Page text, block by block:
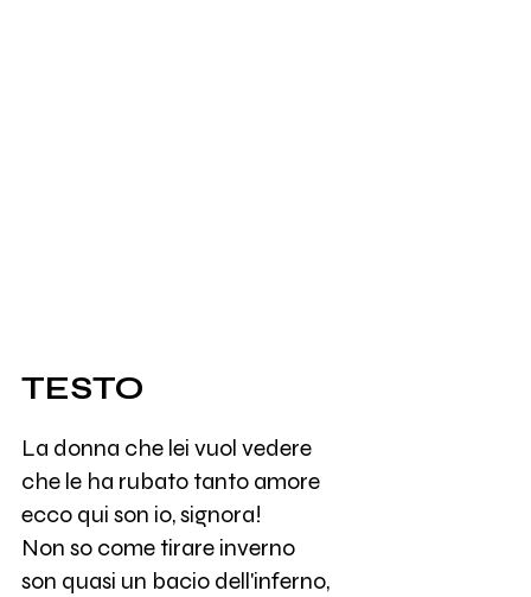
TESTO
La donna che lei vuol vedere
che le ha rubato tanto amore
ecco qui son io, signora!
Non so come tirare inverno
son quasi un bacio dell'inferno,